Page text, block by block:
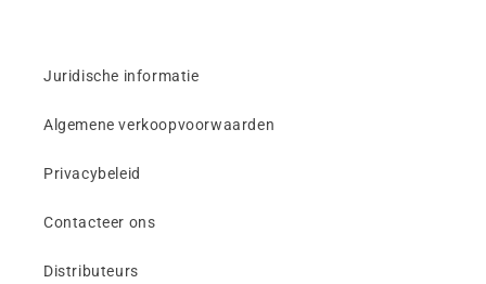
Juridische informatie
Algemene verkoopvoorwaarden
Privacybeleid
Contacteer ons
Distributeurs